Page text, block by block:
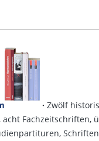
· Zwölf
acht Fachzeitschriften,